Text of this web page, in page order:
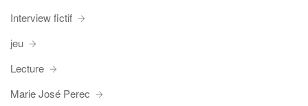
Interview fictif
jeu
Lecture
Marie José Perec